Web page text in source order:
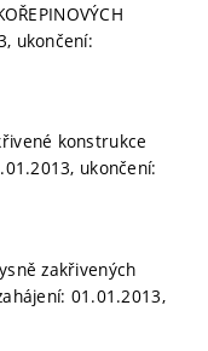
ukončení:
konstrukce
ukončení:
zakřivených
01.01.2013,